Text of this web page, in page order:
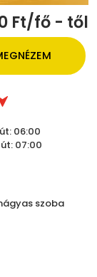
Ft/fő - től
06:00
07:00
szoba